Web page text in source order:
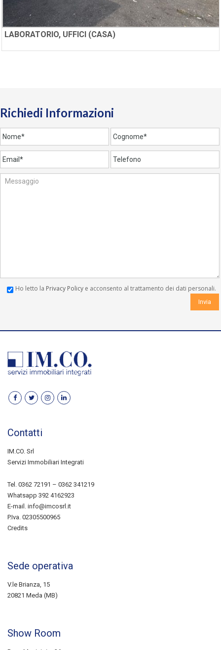
LABORATORIO, UFFICI (CASA)
Richiedi Informazioni
Ho letto la Privacy Policy e acconsento al trattamento dei dati personali.
Contatti
IM.CO. Srl
Servizi Immobiliari Integrati
Tel. 0362 72191 – 0362 341219
Whatsapp 392 4162923
E-mail. info@imcosrl.it
P.Iva. 02305500965
Credits
Sede operativa
V.le Brianza, 15
20821 Meda (MB)
Show Room